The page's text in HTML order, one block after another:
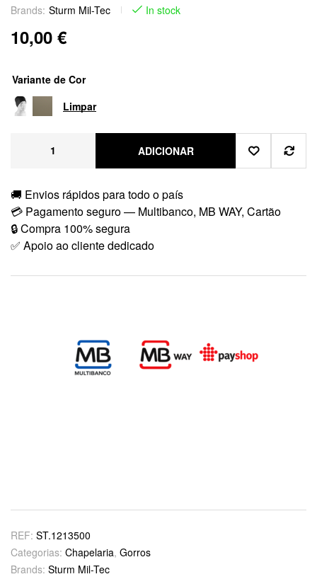
Brands: Sturm Mil-Tec In stock
10,00 €
Variante de Cor
Limpar
ADICIONAR
🚚 Envios rápidos para todo o país
💳 Pagamento seguro — Multibanco, MB WAY, Cartão
🔒 Compra 100% segura
✅ Apoio ao cliente dedicado
REF: ST.1213500
Categorias: Chapelaria, Gorros
Brands: Sturm Mil-Tec